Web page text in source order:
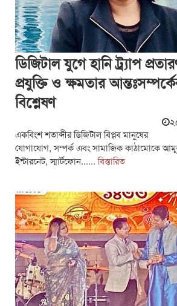
ডিজিটাল যুগে হানি ট্র্যাপ
প্রযুক্তি ও ক্ষমতার
বিশ্লেষণ
একবিংশ শতাব্দীর ডিজিটাল বিপ্লব মানুষের
যোগাযোগ, সম্পর্ক এবং সামাজিক কাঠামোকে
ইন্টারনেট, স্মার্টফোন......বিস্তারিত